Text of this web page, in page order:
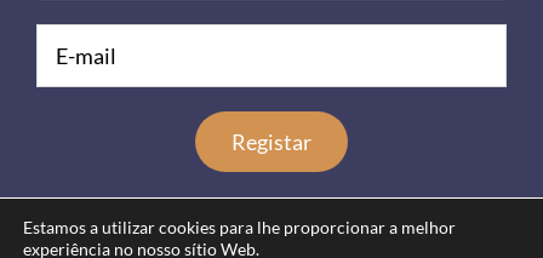
Estamos a utilizar cookies para lhe proporcionar a melhor
experiência no nosso sítio Web.